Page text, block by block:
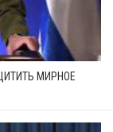
МИРНОЕ